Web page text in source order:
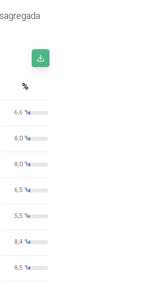
%
6,6 %
8,0 %
8,0 %
6,5 %
5,5 %
8,4 %
8,5 %